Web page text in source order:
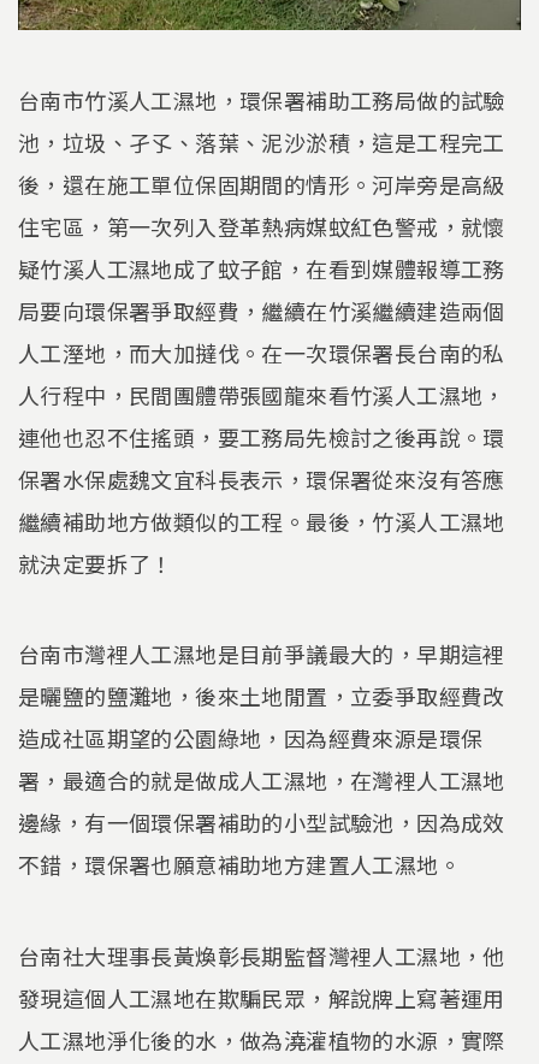
台南市竹溪人工濕地，環保署補助工務局做的試驗
池，垃圾、孑孓、落葉、泥沙淤積，這是工程完工
後，還在施工單位保固期間的情形。河岸旁是高級
住宅區，第一次列入登革熱病媒蚊紅色警戒，就懷
疑竹溪人工濕地成了蚊子館，在看到媒體報導工務
局要向環保署爭取經費，繼續在竹溪繼續建造兩個
人工溼地，而大加撻伐。在一次環保署長台南的私
人行程中，民間團體帶張國龍來看竹溪人工濕地，
連他也忍不住搖頭，要工務局先檢討之後再說。環
保署水保處魏文宜科長表示，環保署從來沒有答應
繼續補助地方做類似的工程。最後，竹溪人工濕地
就決定要拆了！
台南市灣裡人工濕地是目前爭議最大的，早期這裡
是曬鹽的鹽灘地，後來土地閒置，立委爭取經費改
造成社區期望的公園綠地，因為經費來源是環保
署，最適合的就是做成人工濕地，在灣裡人工濕地
邊緣，有一個環保署補助的小型試驗池，因為成效
不錯，環保署也願意補助地方建置人工濕地。
台南社大理事長黃煥彰長期監督灣裡人工濕地，他
發現這個人工濕地在欺騙民眾，解說牌上寫著運用
人工濕地淨化後的水，做為澆灌植物的水源，實際